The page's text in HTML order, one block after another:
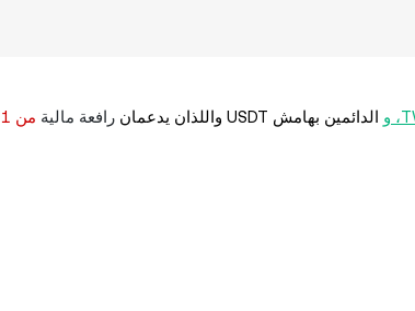
الدائمين بهامش USDT واللذان يدعمان رافعة مالية